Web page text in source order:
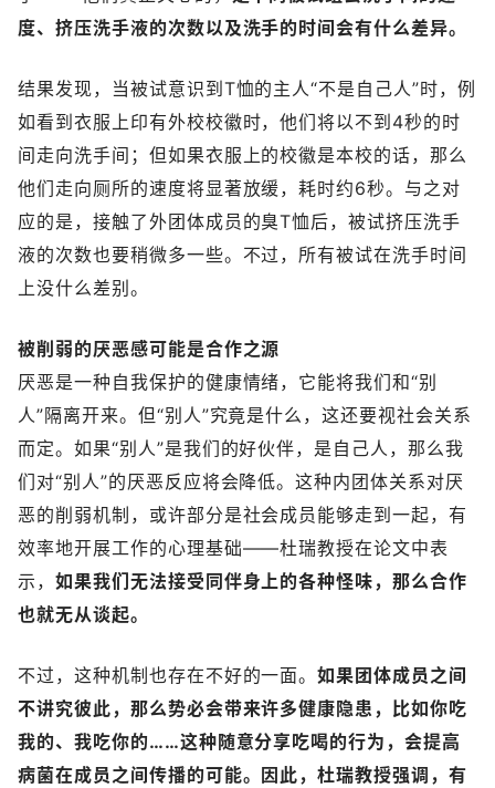
度、挤压洗手液的次数以及洗手的时间会有什么差异。
结果发现，当被试意识到T恤的主人“不是自己人”时，例
如看到衣服上印有外校校徽时，他们将以不到4秒的时
间走向洗手间；但如果衣服上的校徽是本校的话，那么
他们走向厕所的速度将显著放缓，耗时约6秒。与之对
应的是，接触了外团体成员的臭T恤后，被试挤压洗手
液的次数也要稍微多一些。不过，所有被试在洗手时间
上没什么差别。
被削弱的厌恶感可能是合作之源
厌恶是一种自我保护的健康情绪，它能将我们和“别
人”隔离开来。但“别人”究竟是什么，这还要视社会关系
而定。如果“别人”是我们的好伙伴，是自己人，那么我
们对“别人”的厌恶反应将会降低。这种内团体关系对厌
恶的削弱机制，或许部分是社会成员能够走到一起，有
效率地开展工作的心理基础——杜瑞教授在论文中表
示， 如果我们无法接受同伴身上的各种怪味，那么合作
也就无从谈起。
不过，这种机制也存在不好的一面。如果团体成员之间
不讲究彼此，那么势必会带来许多健康隐患，比如你吃
我的、我吃你的……这种随意分享吃喝的行为，会提高
病菌在成员之间传播的可能。因此，杜瑞教授强调，有